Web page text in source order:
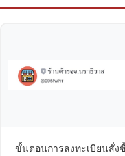
ขั้นตอนการลงทะเบียนสั่ง